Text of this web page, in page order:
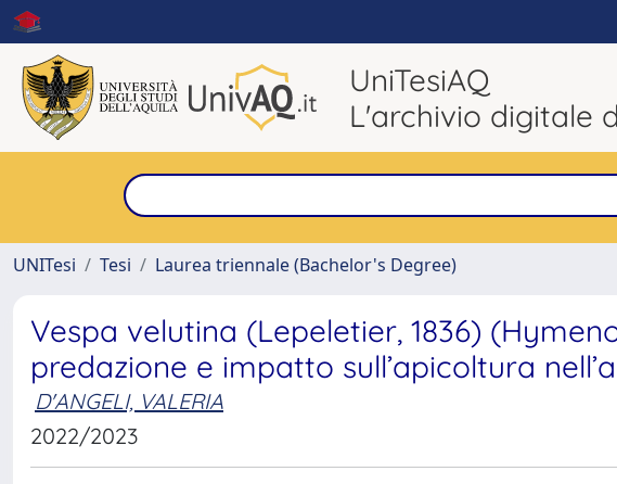
UniTesiAQ
L'archivio digitale
UNITesi
Tesi Laurea triennale (Bachelor's Degree)
Vespa velutina (Lepeletier, 1836)
predazione e impatto sull’apicoltura
D'ANGELI, VALERIA
2022/2023